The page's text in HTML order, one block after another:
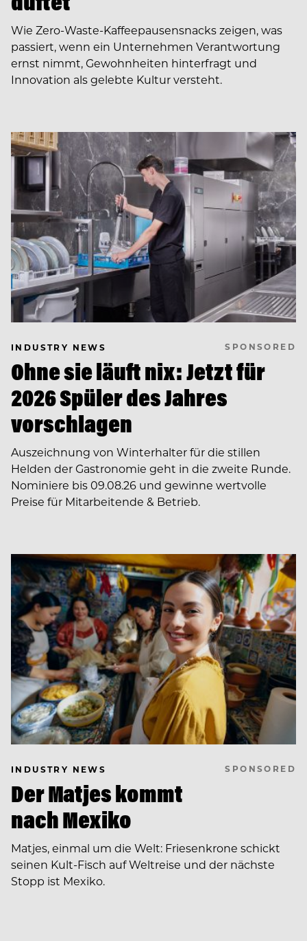
Wie Zero-Waste-Kaffeepausensnacks zeigen, was
passiert, wenn ein Unternehmen Verantwortung
ernst nimmt, Gewohnheiten hinterfragt und
Innovation als gelebte Kultur versteht.
INDUSTRY NEWS SPONSORED
Ohne sie läuft nix: Jetzt für
2026 Spüler des Jahres
vorschlagen
Auszeichnung von Winterhalter für die stillen
Helden der Gastronomie geht in die zweite Runde.
Nominiere bis 09.08.26 und gewinne wertvolle
Preise für Mitarbeitende & Betrieb.
INDUSTRY NEWS SPONSORED
Der Matjes kommt
nach Mexiko
Matjes, einmal um die Welt: Friesenkrone schickt
seinen Kult-Fisch auf Weltreise und der nächste
Stopp ist Mexiko.